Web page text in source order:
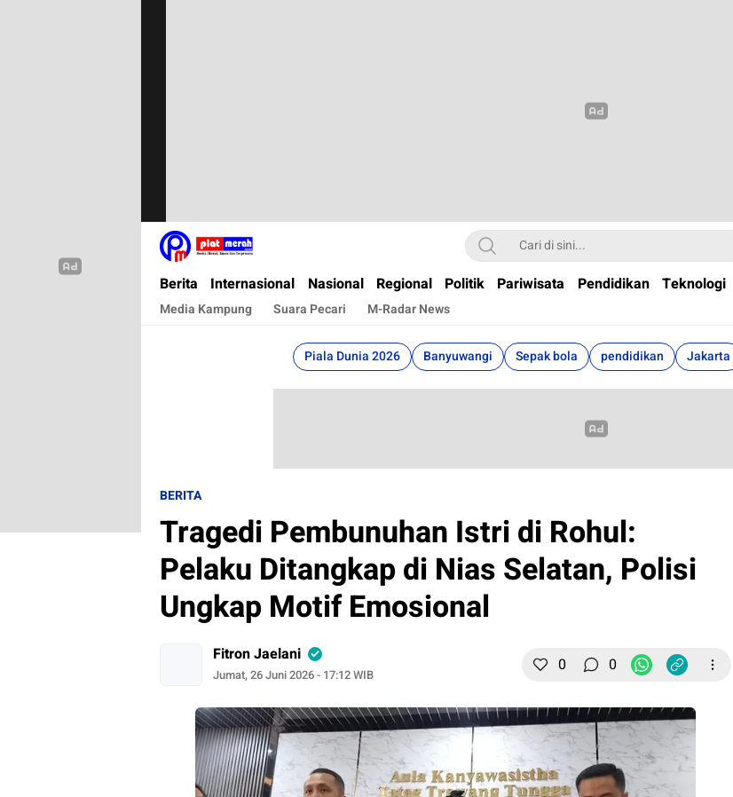
Plat Merah
Berita Terkini, Akurat, Terpercaya Dan Cepat
Berita Internasional Nasional Regional Politik Pariwisata Pendidikan Teknologi
Media Kampung Suara Pecari M-Radar News
Piala Dunia 2026 Banyuwangi Sepak bola pendidikan Jakarta
BERITA
Tragedi Pembunuhan Istri di Rohul:
Pelaku Ditangkap di Nias Selatan, Polisi
Ungkap Motif Emosional
Fitron Jaelani
Jumat, 26 Juni 2026 - 17:12 WIB 0 0